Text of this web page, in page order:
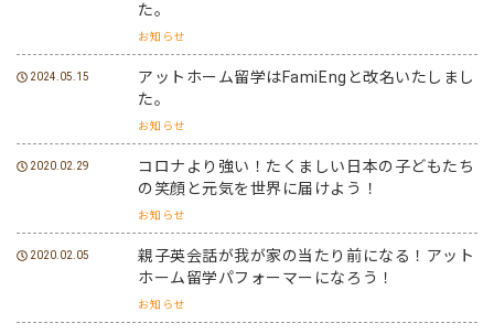
た。
お知らせ
2024.05.15
アットホーム留学はFamiEngと改名いたしまし
た。
お知らせ
2020.02.29
コロナより強い！たくましい日本の子どもたち
の笑顔と元気を世界に届けよう！
お知らせ
2020.02.05
親子英会話が我が家の当たり前になる！アット
ホーム留学パフォーマーになろう！
お知らせ